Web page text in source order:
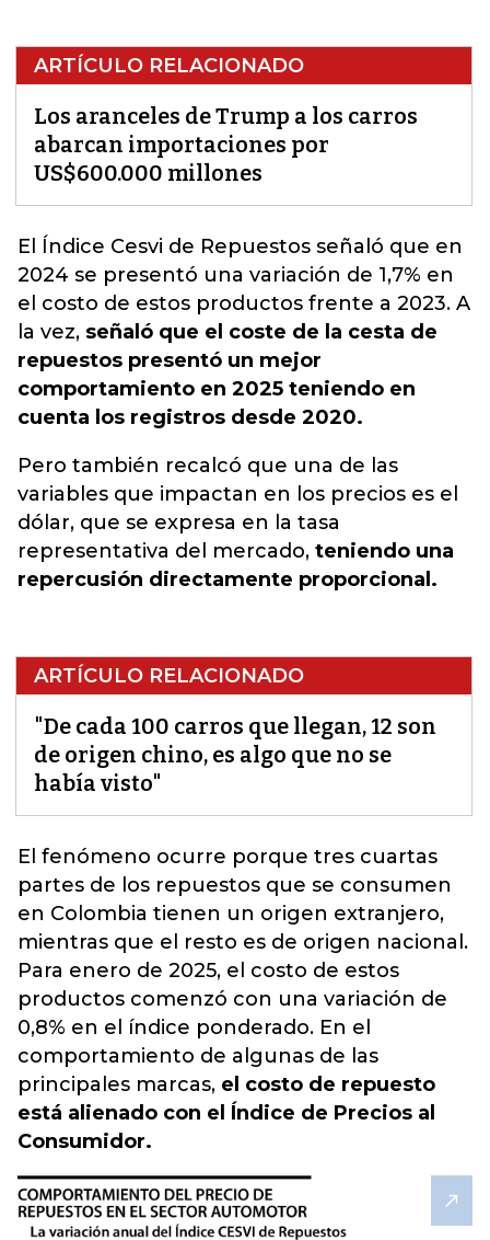
ARTÍCULO RELACIONADO
Los aranceles de Trump a los carros
abarcan importaciones por
US$600.000 millones
El Índice Cesvi de Repuestos señaló que en
2024 se presentó una variación de 1,7% en
el costo de estos productos frente a 2023. A
la vez, señaló que el coste de la cesta de
repuestos presentó un mejor
comportamiento en 2025 teniendo en
cuenta los registros desde 2020.
Pero también recalcó que una de las
variables que impactan en los precios es el
dólar, que se expresa en la tasa
representativa del mercado, teniendo una
repercusión directamente proporcional.
ARTÍCULO RELACIONADO
"De cada 100 carros que llegan, 12 son
de origen chino, es algo que no se
había visto"
El fenómeno ocurre porque tres cuartas
partes de los repuestos que se consumen
en Colombia tienen un origen extranjero,
mientras que el resto es de origen nacional.
Para enero de 2025, el costo de estos
productos comenzó con una variación de
0,8% en el índice ponderado. En el
comportamiento de algunas de las
principales marcas, el costo de repuesto
está alienado con el Índice de Precios al
Consumidor.